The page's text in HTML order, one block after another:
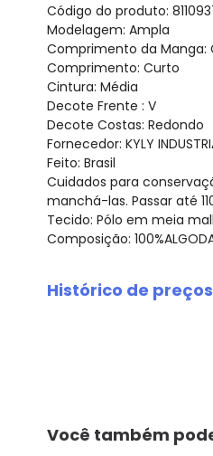
Código do produto:
Modelagem: Ampla
Comprimento da Manga:
Comprimento: Curto
Cintura: Média
Decote Frente : V
Decote Costas: Redondo
Fornecedor: KYLY
Feito: Brasil
Cuidados para
manchá-las. Passar até
Tecido: Pólo em meia
Composição:
Histórico de preços
abril/2026
Você também